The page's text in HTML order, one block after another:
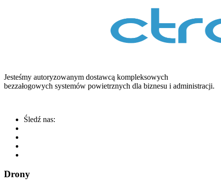
Jesteśmy autoryzowanym dostawcą kompleksowych
bezzałogowych systemów powietrznych dla biznesu i administracji.
Śledź nas:
Drony